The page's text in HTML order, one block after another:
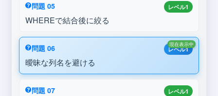
レベル1
問題 05
WHEREで結合後に絞る
レベル1
問題 06
曖昧な列名を避ける
現在表示中
レベル1
問題 07